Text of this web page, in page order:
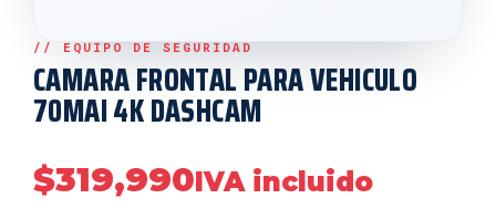
CAMARA FRONTAL PARA VEHICULO
70MAI 4K DASHCAM
$319,990IVA incluido